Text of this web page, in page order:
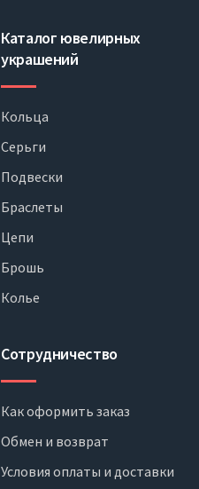
Каталог ювелирных
украшений
Кольца
Серьги
Подвески
Браслеты
Цепи
Брошь
Колье
Сотрудничество
Как оформить заказ
Обмен и возврат
Условия оплаты и доставки